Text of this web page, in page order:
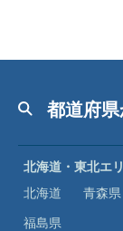
都道府
北海道・東北エ
北海道
青森県
福島県